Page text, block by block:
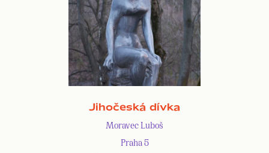
Jihočeská dívka
Moravec Luboš
Praha 5